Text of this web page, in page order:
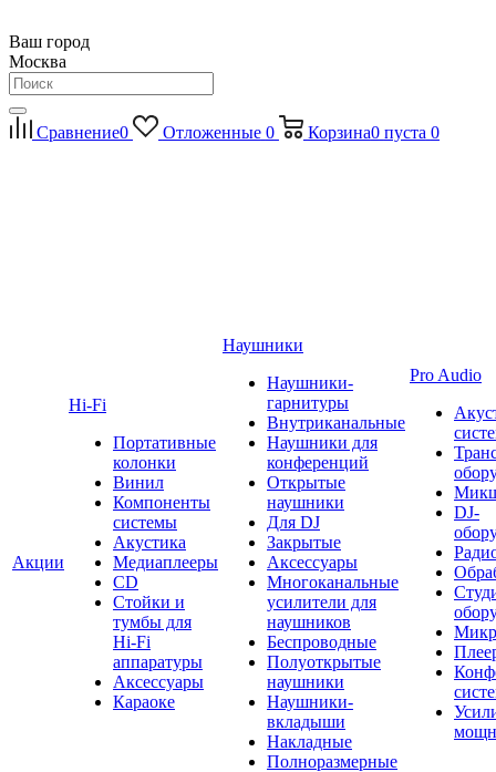
Ваш город
Москва
Сравнение0 Отложенные 0 Корзина0 пуста 0
Акции
Hi-Fi
Портативные
колонки
Винил
Компоненты
системы
Акустика
Медиаплееры
CD
Стойки и
тумбы для
Hi-Fi
аппаратуры
Аксессуары
Караоке
Наушники
Наушники-
гарнитуры
Внутриканальные
Наушники для
конференций
Открытые
наушники
Для DJ
Закрытые
Аксессуары
Многоканальные
усилители для
наушников
Беспроводные
Полуоткрытые
наушники
Наушники-
вкладыши
Накладные
Полноразмерные
Pro Audio
DJ-